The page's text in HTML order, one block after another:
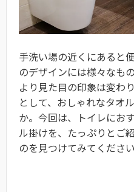
手洗い場の近くにあると
のデザインには様々なも
より見た目の印象は変わ
として、おしゃれなタオ
か。今回は、トイレにお
ル掛けを、たっぷりとご
のを見つけてみてください